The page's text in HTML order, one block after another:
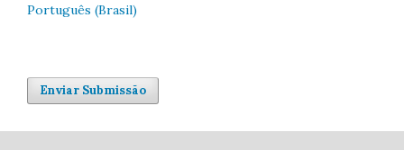
Português (Brasil)
Enviar Submissão